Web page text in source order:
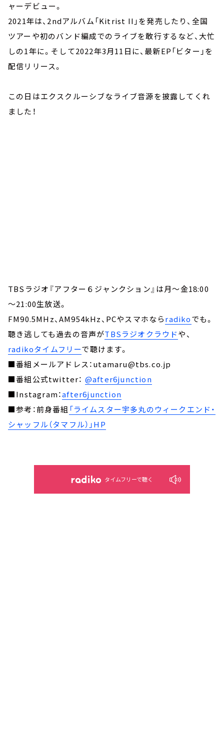
ャーデビュー。
2021年は、2ndアルバム「Kitrist II」を発売したり、全国
ツアーや初のバンド編成でのライブを敢行するなど、大忙
しの1年に。そして2022年3月11日に、最新EP「ビター」を
配信リリース。
この日はエクスクルーシブなライブ音源を披露してくれ
ました！
TBSラジオ『アフター６ジャンクション』は月～金18:00
～21:00生放送。
FM90.5MHz、AM954kHz、PCやスマホならradikoでも。
聴き逃しても過去の音声がTBSラジオクラウドや、
radikoタイムフリーで聴けます。
■番組メールアドレス：utamaru@tbs.co.jp
■番組公式twitter： @after6junction
■Instagram：after6junction
■参考：前身番組 「ライムスター宇多丸のウィークエンド・
シャッフル（タマフル）」HP
タイムフリーで聴く